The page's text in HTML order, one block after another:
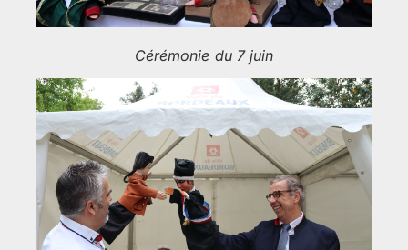
Cérémonie du 7 juin